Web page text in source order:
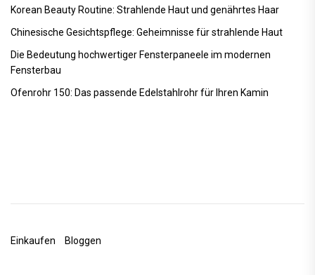
Korean Beauty Routine: Strahlende Haut und genährtes Haar
Chinesische Gesichtspflege: Geheimnisse für strahlende Haut
Die Bedeutung hochwertiger Fensterpaneele im modernen
Fensterbau
Ofenrohr 150: Das passende Edelstahlrohr für Ihren Kamin
Einkaufen Bloggen